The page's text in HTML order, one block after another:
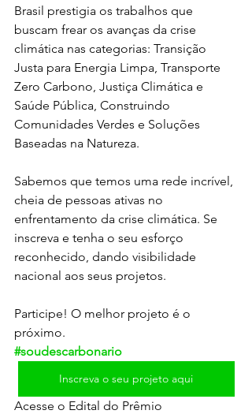
Brasil prestigia os trabalhos que
buscam frear os avanças da crise
climática nas categorias: Transição
Justa para Energia Limpa, Transporte
Zero Carbono, Justiça Climática e
Saúde Pública, Construindo
Comunidades Verdes e Soluções
Baseadas na Natureza.
Sabemos que temos uma rede incrível,
cheia de pessoas ativas no
enfrentamento da crise climática. Se
inscreva e tenha o seu esforço
reconhecido, dando visibilidade
nacional aos seus projetos.
Participe! O melhor projeto é o
próximo.
#soudescarbonario
Inscreva o seu projeto aqui
Acesse o Edital do Prêmio